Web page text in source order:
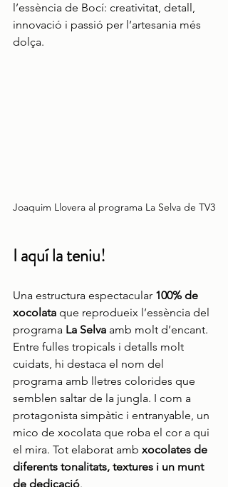
l’essència de Bocí: creativitat, detall,
innovació i passió per l’artesania més
dolça.
Joaquim Llovera al programa La Selva de TV3
I aquí la teniu!
Una estructura espectacular 100% de
xocolata que reprodueix l’essència del
programa La Selva amb molt d’encant.
Entre fulles tropicals i detalls molt
cuidats, hi destaca el nom del
programa amb lletres colorides que
semblen saltar de la jungla. I com a
protagonista simpàtic i entranyable, un
mico de xocolata que roba el cor a qui
el mira. Tot elaborat amb xocolates de
diferents tonalitats, textures i un munt
de dedicació.